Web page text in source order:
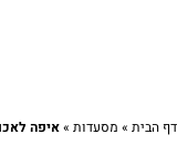
דף הבית » מסעדות »איפה